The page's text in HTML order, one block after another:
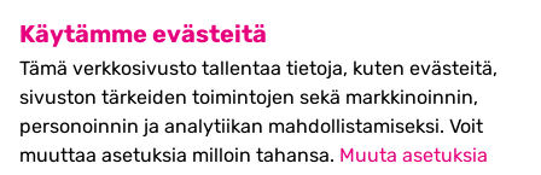
Käytämme evästeitä
Tämä verkkosivusto tallentaa tietoja, kuten evästeitä,
sivuston tärkeiden toimintojen sekä markkinoinnin,
personoinnin ja analytiikan mahdollistamiseksi. Voit
muuttaa asetuksia milloin tahansa. Muuta asetuksia
SHIFT Business Festival
27.5.2027, Turku - liput
myynnissä nyt! >>